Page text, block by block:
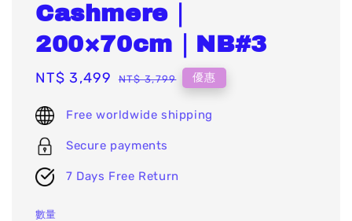
Cashmere｜
200×70cm｜NB#3
Sale
NT$ 3,499 Regular
NT$ 3,799 優惠
Free worldwide shipping
Secure payments
7 Days Free Return
數量